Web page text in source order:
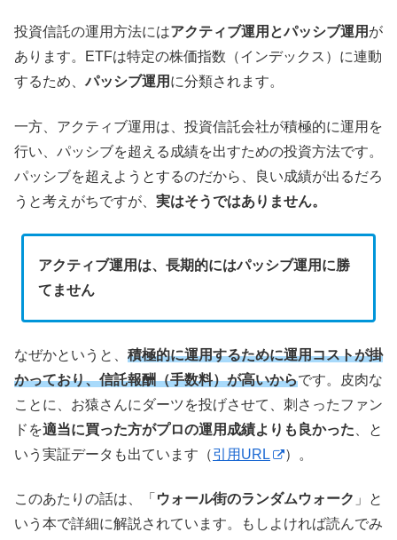
投資信託の運用方法にはアクティブ運用とパッシブ運用 が
あります。ETFは特定の株価指数（インデックス）に連動
するため、パッシブ運用 に分類されます。
一方、アクティブ運用は、投資信託会社が積極的に運用を
行い、パッシブを超える成績を出すための投資方法です。
パッシブを超えようとするのだから、良い成績が出るだろ
うと考えがちですが、 実はそうではありません。
アクティブ運用は、長期的にはパッシブ運用に勝
てません
なぜかというと、 積極的に運用するために運用コストが掛
かっており、信託報酬（手数料）が高いからです。皮肉な
ことに、お猿さんにダーツを投げさせて、刺さったファン
ドを適当に買った方がプロの運用成績よりも良かった 、と
いう実証データも出ています（引用URL ）。
このあたりの話は、「 ウォール街のランダムウォーク 」と
いう本で詳細に解説されています。もしよければ読んでみ